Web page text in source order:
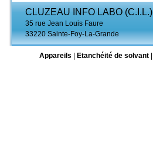
CLUZEAU INFO LABO (C.I.L.)
35 rue Jean Louis Faure
33220 Sainte-Foy-La-Grande
Appareils
Etanchéité de solvant